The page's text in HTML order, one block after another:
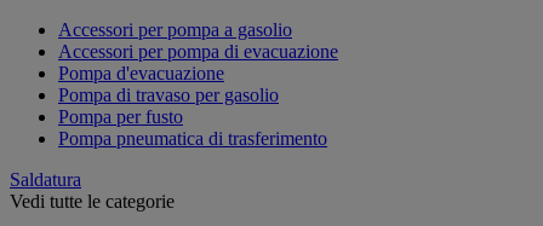
Accessori per pompa a gasolio
Accessori per pompa di evacuazione
Pompa d'evacuazione
Pompa di travaso per gasolio
Pompa per fusto
Pompa pneumatica di trasferimento
Saldatura
Vedi tutte le categorie